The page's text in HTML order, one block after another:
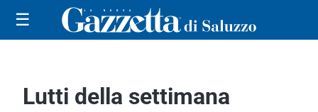
☰
Lutti della settimana